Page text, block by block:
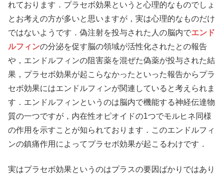
れております．プラセボ効果というと心理的なものでしょ
とお考えの方が多いと思いますが，実は心理的なものだけ
ではないようです．偽注射を投与された人の脳内でエンド
ルフィンの分泌を促す脳の領域が活性化されたとの報告
や，エンドルフィンの阻害薬を混ぜた偽薬が投与された結
果，プラセボ効果が起こらなかったといった報告からプラ
セボ効果にはエンドルフィンが関連していると考えられま
す．エンドルフィンというのは脳内で機能する神経伝達物
質の一つですが，内在性オピオイドの1つでモルヒネ同様
の作用を示すことが知られております．このエンドルフィ
ンの鎮痛作用によってプラセボ効果が起こるわけです．
実はプラセボ効果というのはプラスの要因ばかりではあり